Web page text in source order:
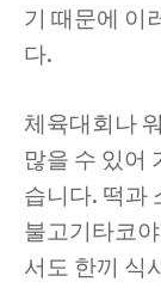
기 때문에 이
다.
체육대회나
많을 수 있어
습니다. 떡과
불고기타코
서도 한끼 식